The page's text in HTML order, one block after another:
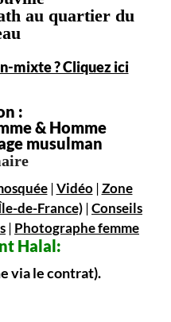
au quartier du
mixte ? Cliquez ici
:
& Homme
musulman
|Vidéo|Zone
de-France) |Conseils
| Photographe femme
Halal:
via le contrat).